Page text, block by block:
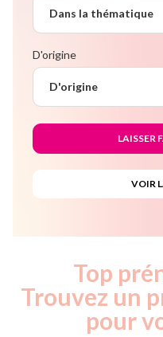
Dans la thématique
D'origine
D'origine
Top
Trouvez un
pour